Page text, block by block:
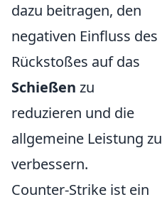
dazu beitragen, den
negativen Einfluss des
Rückstoßes auf das
Schießen zu
reduzieren und die
allgemeine Leistung zu
verbessern.
Counter-Strike ist ein